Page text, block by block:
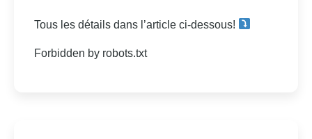
Tous les détails dans l’article ci-dessous!
Forbidden by robots.txt